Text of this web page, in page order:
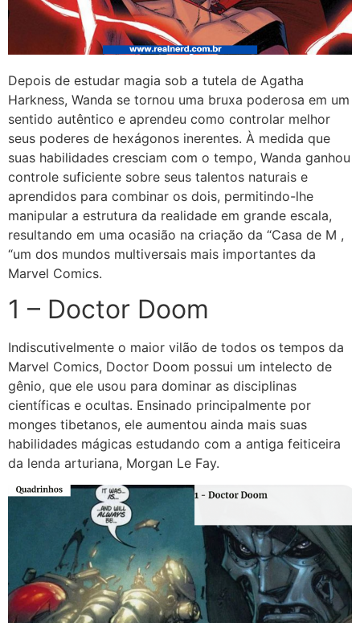
Depois de estudar magia sob a tutela de Agatha
Harkness, Wanda se tornou uma bruxa poderosa em um
sentido autêntico e aprendeu como controlar melhor
seus poderes de hexágonos inerentes. À medida que
suas habilidades cresciam com o tempo, Wanda ganhou
controle suficiente sobre seus talentos naturais e
aprendidos para combinar os dois, permitindo-lhe
manipular a estrutura da realidade em grande escala,
resultando em uma ocasião na criação da “Casa de M ,
“um dos mundos multiversais mais importantes da
Marvel Comics.
1 – Doctor Doom
Indiscutivelmente o maior vilão de todos os tempos da
Marvel Comics, Doctor Doom possui um intelecto de
gênio, que ele usou para dominar as disciplinas
científicas e ocultas. Ensinado principalmente por
monges tibetanos, ele aumentou ainda mais suas
habilidades mágicas estudando com a antiga feiticeira
da lenda arturiana, Morgan Le Fay.